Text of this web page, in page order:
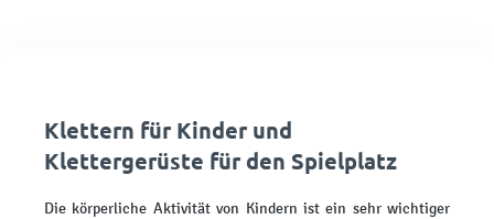
Klettern für Kinder und
Klettergerüste für den Spielplatz
Die körperliche Aktivität von Kindern ist ein sehr wichtiger